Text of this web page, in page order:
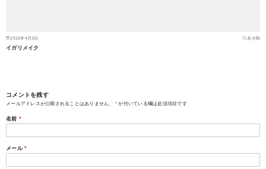
2015年4月3日 未分類
イガリメイク
コメントを残す
メールアドレスが公開されることはありません。 * が付いている欄は必須項目です
名前 *
メール *